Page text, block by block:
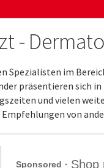
-
Spezialisten im
präsentieren sich in
und vielen
Empfehlungen von